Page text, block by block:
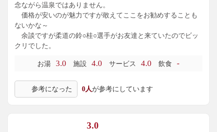
念ながら温泉ではありません。
価格が安いのが魅力ですが敢えてここをお勧めすることも
ないかな～
余談ですが柔道の鈴○桂○選手がお友達と来ていたのでビッ
クリでした。
お湯 3.0 施設 4.0 サービス 4.0 飲食 -
参考になった 0人が参考にしています
3.0